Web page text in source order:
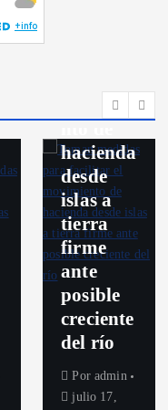
movimie
hacienda
desde
islas a
tierra
firme
ante
posible
creciente
del río
Por admin
julio 17,